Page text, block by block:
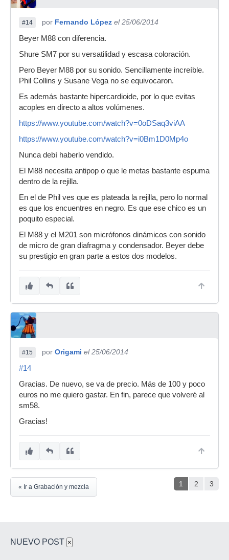
#14 por Fernando López el 25/06/2014
Beyer M88 con diferencia.
Shure SM7 por su versatilidad y escasa coloración.
Pero Beyer M88 por su sonido. Sencillamente increíble.
Phil Collins y Susane Vega no se equivocaron.
Es además bastante hipercardioide, por lo que evitas
acoples en directo a altos volúmenes.
https://www.youtube.com/watch?v=0oDSaq3viAA
https://www.youtube.com/watch?v=i0Bm1D0Mp4o
Nunca debí haberlo vendido.
El M88 necesita antipop o que le metas bastante espuma
dentro de la rejilla.
En el de Phil ves que es plateada la rejilla, pero lo normal
es que los encuentres en negro. Es que ese chico es un
poquito especial.
El M88 y el M201 son micrófonos dinámicos con sonido
de micro de gran diafragma y condensador. Beyer debe
su prestigio en gran parte a estos dos modelos.
#15 por Origami el 25/06/2014
#14
Gracias. De nuevo, se va de precio. Más de 100 y poco
euros no me quiero gastar. En fin, parece que volveré al
sm58.
Gracias!
1 2 3
« Ir a Grabación y mezcla
NUEVO POST ×